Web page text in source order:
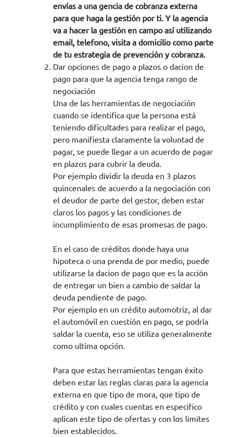
envías a una gencia de cobranza externa
para que haga la gestión por ti. Y la agencia
va a hacer la gestión en campo así utilizando
email, telefono, visita a domicilio como parte
de tu estrategia de prevención y cobranza.
Dar opciones de pago a plazos o dacion de
pago para que la agencia tenga rango de
negociación
Una de las herramientas de negociación
cuando se identifica que la persona está
teniendo dificultades para realizar el pago,
pero manifiesta claramente la voluntad de
pagar, se puede llegar a un acuerdo de pagar
en plazos para cubrir la deuda.
Por ejemplo dividir la deuda en 3 plazos
quincenales de acuerdo a la negociación con
el deudor de parte del gestor, deben estar
claros los pagos y las condiciones de
incumplimiento de esas promesas de pago.
En el caso de créditos donde haya una
hipoteca o una prenda de por medio, puede
utilizarse la dacion de pago que es la acción
de entregar un bien a cambio de saldar la
deuda pendiente de pago.
Por ejemplo en un crédito automotriz, al dar
el automóvil en cuestión en pago, se podría
saldar la cuenta, eso se utiliza generalmente
como ultima opción.
Para que estas herramientas tengan éxito
deben estar las reglas claras para la agencia
externa en que tipo de mora, que tipo de
crédito y con cuales cuentas en especifico
aplican este tipo de ofertas y con los limites
bien establecidos.